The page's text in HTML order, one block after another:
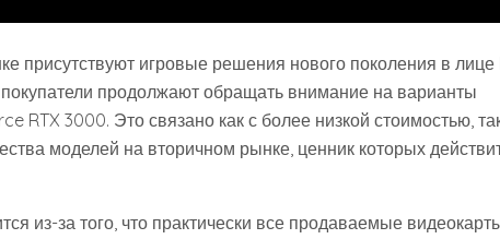
присутствуют игровые решения нового поколения в лице
продолжают обращать внимание на варианты
RTX 3000. Это связано как с более низкой стоимостью,
моделей на вторичном рынке, ценник которых
из-за того, что практически все продаваемые